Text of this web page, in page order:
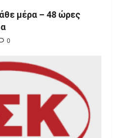
μέρα – 48 ώρες
0